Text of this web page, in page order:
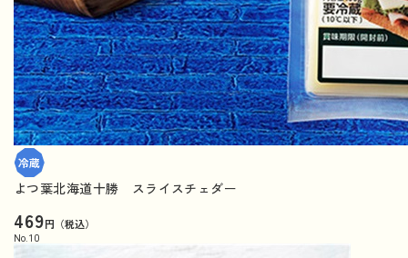
よつ葉北海道十勝 スライスチェダー
469円（税込）
No. 10